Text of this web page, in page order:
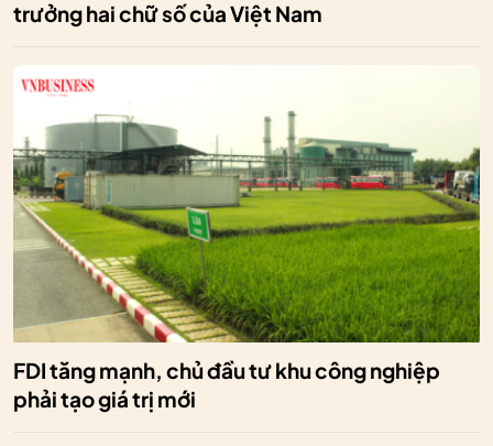
trưởng hai chữ số của Việt Nam
FDI tăng mạnh, chủ đầu tư khu công nghiệp
phải tạo giá trị mới